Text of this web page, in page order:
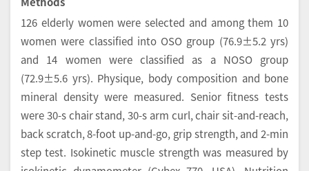
126 elderly women were selected and among them 10
women were classified into OSO group (76.9±5.2 yrs)
and 14 women were classified as a NOSO group
(72.9±5.6 yrs). Physique, body composition and bone
mineral density were measured. Senior fitness tests
were 30-s chair stand, 30-s arm curl, chair sit-and-reach,
back scratch, 8-foot up-and-go, grip strength, and 2-min
step test. Isokinetic muscle strength was measured by